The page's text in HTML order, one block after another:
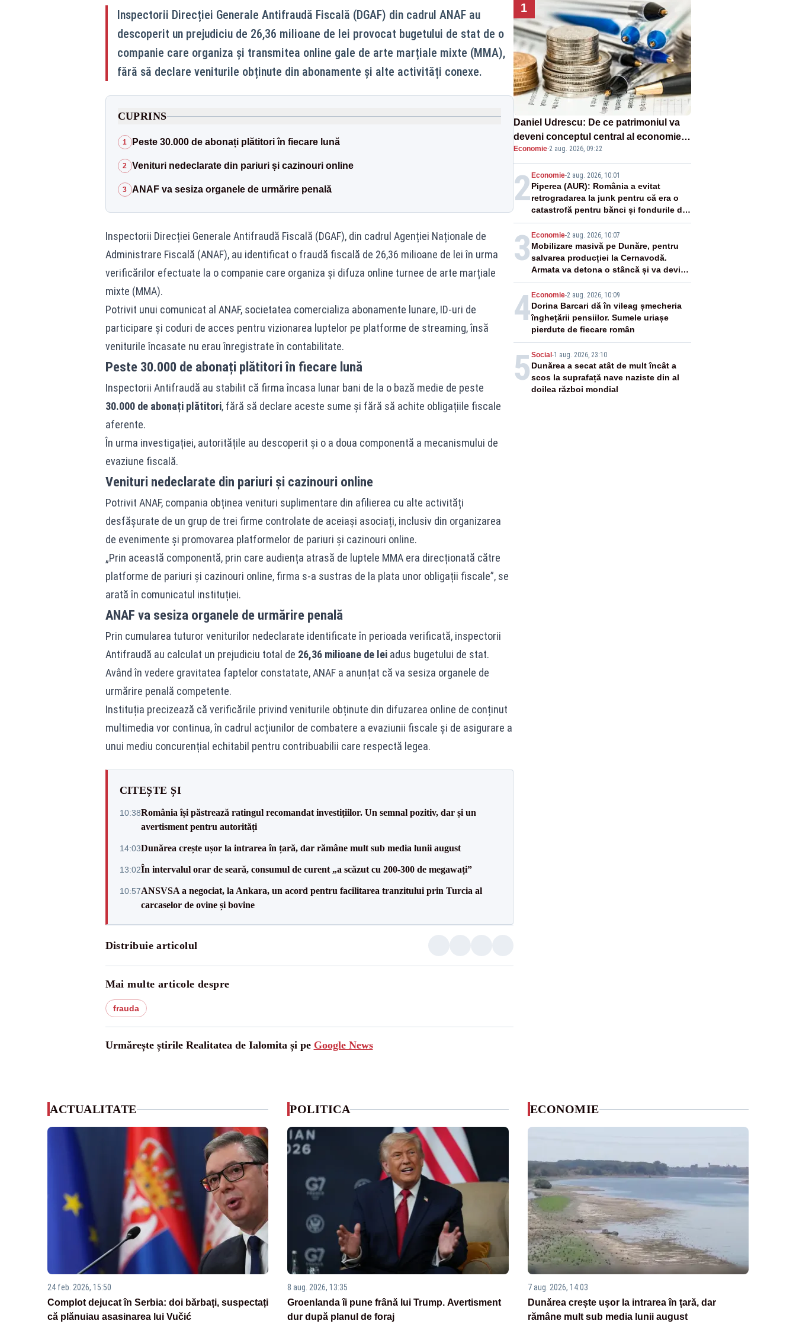
Inspectorii Direcției Generale Antifraudă Fiscală (DGAF) din cadrul ANAF au
descoperit un prejudiciu de 26,36 milioane de lei provocat bugetului de stat de o
companie care organiza și transmitea online gale de arte marțiale mixte (MMA),
fără să declare veniturile obținute din abonamente și alte activități conexe.
CUPRINS
1 Peste 30.000 de abonați plătitori în fiecare lună
2 Venituri nedeclarate din pariuri și cazinouri online
3 ANAF va sesiza organele de urmărire penală
Inspectorii Direcției Generale Antifraudă Fiscală (DGAF), din cadrul Agenției Naționale de
Administrare Fiscală (ANAF), au identificat o fraudă fiscală de 26,36 milioane de lei în urma
verificărilor efectuate la o companie care organiza și difuza online turnee de arte marțiale
mixte (MMA).
Potrivit unui comunicat al ANAF, societatea comercializa abonamente lunare, ID-uri de
participare și coduri de acces pentru vizionarea luptelor pe platforme de streaming, însă
veniturile încasate nu erau înregistrate în contabilitate.
Peste 30.000 de abonați plătitori în fiecare lună
Inspectorii Antifraudă au stabilit că firma încasa lunar bani de la o bază medie de peste
30.000 de abonați plătitori, fără să declare aceste sume și fără să achite obligațiile fiscale
aferente.
În urma investigației, autoritățile au descoperit și o a doua componentă a mecanismului de
evaziune fiscală.
Venituri nedeclarate din pariuri și cazinouri online
Potrivit ANAF, compania obținea venituri suplimentare din afilierea cu alte activități
desfășurate de un grup de trei firme controlate de aceiași asociați, inclusiv din organizarea
de evenimente și promovarea platformelor de pariuri și cazinouri online.
„Prin această componentă, prin care audiența atrasă de luptele MMA era direcționată către
platforme de pariuri și cazinouri online, firma s-a sustras de la plata unor obligații fiscale”, se
arată în comunicatul instituției.
ANAF va sesiza organele de urmărire penală
Prin cumularea tuturor veniturilor nedeclarate identificate în perioada verificată, inspectorii
Antifraudă au calculat un prejudiciu total de 26,36 milioane de leiadus bugetului de stat.
Având în vedere gravitatea faptelor constatate, ANAF a anunțat că va sesiza organele de
urmărire penală competente.
Instituția precizează că verificările privind veniturile obținute din difuzarea online de conținut
multimedia vor continua, în cadrul acțiunilor de combatere a evaziunii fiscale și de asigurare a
unui mediu concurențial echitabil pentru contribuabilii care respectă legea.
CITEȘTE ȘI
10:38România își păstrează ratingul recomandat investițiilor. Un semnal pozitiv, dar și un
avertisment pentru autorități
14:03Dunărea crește ușor la intrarea în țară, dar rămâne mult sub media lunii august
13:02În intervalul orar de seară, consumul de curent „a scăzut cu 200-300 de megawați”
10:57ANSVSA a negociat, la Ankara, un acord pentru facilitarea tranzitului prin Turcia al
carcaselor de ovine și bovine
Distribuie articolul
Mai multe articole despre
frauda
Urmărește știrile Realitatea de Ialomita și pe Google News
1
Daniel Udrescu: De ce patrimoniul va
deveni conceptul central al economiei
viitoare?
Economie·2 aug. 2026, 09:22
2 Economie-2 aug. 2026, 10:01
Piperea (AUR): România a evitat
retrogradarea la junk pentru că era o
catastrofă pentru bănci și fondurile de
pensii
3 Economie-2 aug. 2026, 10:07
Mobilizare masivă pe Dunăre, pentru
salvarea producției la Cernavodă.
Armata va detona o stâncă și va devia
apa fluviului - IMAGINI AERIENE
4 Economie-2 aug. 2026, 10:09
Dorina Barcari dă în vileag șmecheria
înghețării pensiilor. Sumele uriașe
pierdute de fiecare român
5 Social -1 aug. 2026, 23:10
Dunărea a secat atât de mult încât a
scos la suprafață nave naziste din al
doilea război mondial
ACTUALITATE
24 feb. 2026, 15:50
Complot dejucat în Serbia: doi bărbați, suspectați
că plănuiau asasinarea lui Vučić
POLITICA
8 aug. 2026, 13:35
Groenlanda îi pune frână lui Trump. Avertisment
dur după planul de foraj
ECONOMIE
7 aug. 2026, 14:03
Dunărea crește ușor la intrarea în țară, dar
rămâne mult sub media lunii august